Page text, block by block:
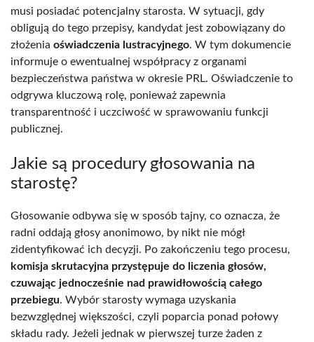
musi posiadać potencjalny starosta. W sytuacji, gdy
obligują do tego przepisy, kandydat jest zobowiązany do
złożenia oświadczenia lustracyjnego. W tym dokumencie
informuje o ewentualnej współpracy z organami
bezpieczeństwa państwa w okresie PRL. Oświadczenie to
odgrywa kluczową rolę, ponieważ zapewnia
transparentność i uczciwość w sprawowaniu funkcji
publicznej.
Jakie są procedury głosowania na
starostę?
Głosowanie odbywa się w sposób tajny, co oznacza, że
radni oddają głosy anonimowo, by nikt nie mógł
zidentyfikować ich decyzji. Po zakończeniu tego procesu,
komisja skrutacyjna przystępuje do liczenia głosów,
czuwając jednocześnie nad prawidłowością całego
przebiegu. Wybór starosty wymaga uzyskania
bezwzględnej większości, czyli poparcia ponad połowy
składu rady. Jeżeli jednak w pierwszej turze żaden z